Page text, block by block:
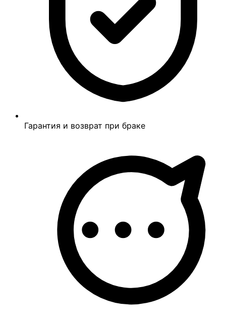
Гарантия и возврат при браке